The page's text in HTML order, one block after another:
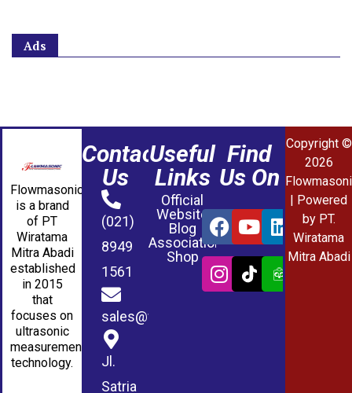
Ads
Flowmasonic
is a brand
of PT
Wiratama
Mitra Abadi
established
in 2015
that
focuses on
ultrasonic
measurement
technology.
Contact
Us
(021)
8949
1561
sales@wmablog.com
Jl.
Satria
Useful
Links
Official
Website
Blog
Association
Shop
Find
Us On
Copyright ©
2026
| Powered
by PT.
Wiratama
Mitra Abadi